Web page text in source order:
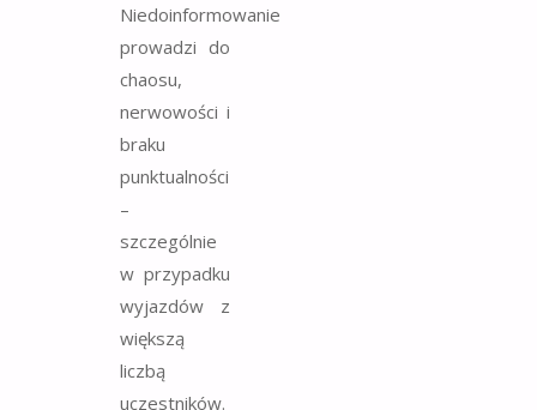
Niedoinformowanie
prowadzi do
chaosu,
nerwowości i
braku
punktualności
–
szczególnie
w przypadku
wyjazdów z
większą
liczbą
uczestników.